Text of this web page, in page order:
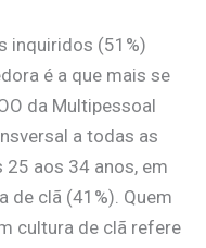
inquiridos (51%)
é a que mais se
da Multipessoal
a todas as
aos 34 anos, em
de clã (41%). Quem
cultura de clã refere